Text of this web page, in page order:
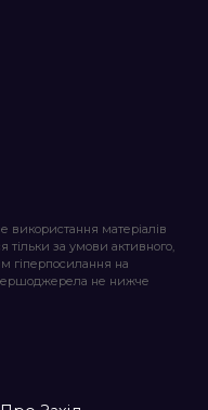
використання матеріалів
тільки за умови активного,
гіперпосилання на
не нижче